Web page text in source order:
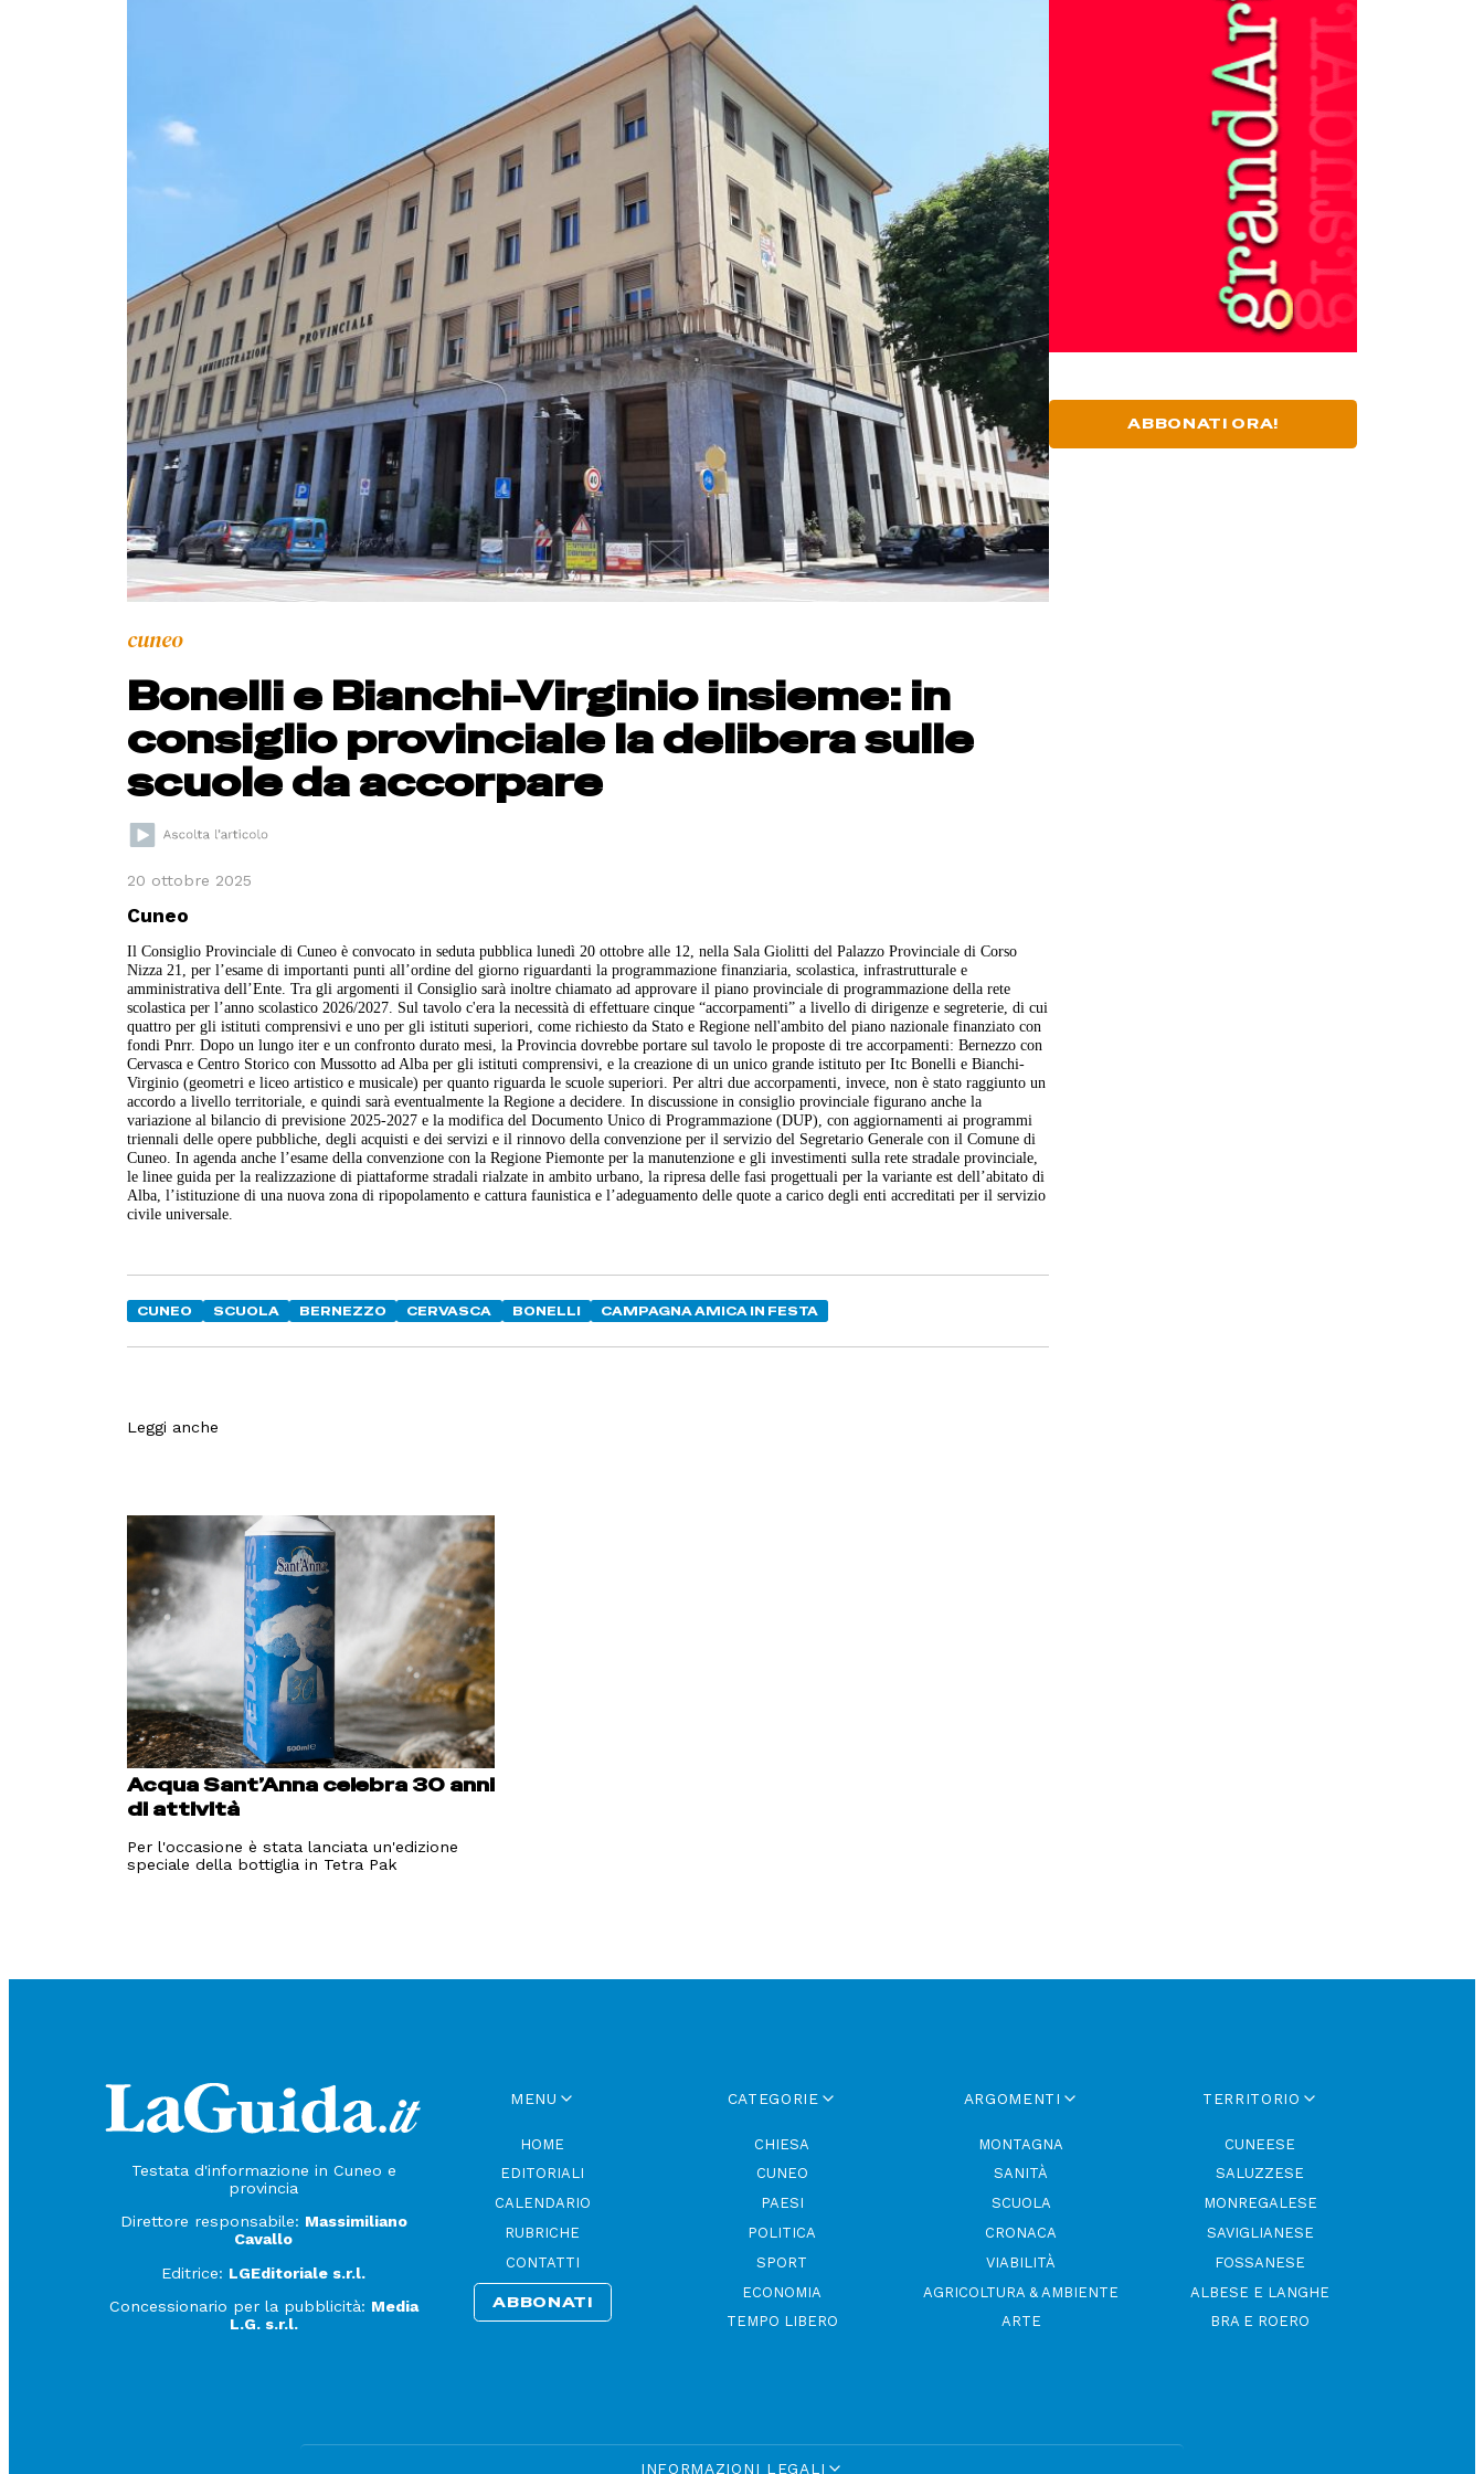
cuneo
Bonelli e Bianchi-Virginio insieme: in
consiglio provinciale la delibera sulle
scuole da accorpare
20 ottobre 2025
Cuneo
Il Consiglio Provinciale di Cuneo è convocato in seduta pubblica lunedì 20 ottobre alle 12, nella Sala Giolitti del Palazzo Provinciale di Corso
Nizza 21, per l’esame di importanti punti all’ordine del giorno riguardanti la programmazione finanziaria, scolastica, infrastrutturale e
amministrativa dell’Ente. Tra gli argomenti il Consiglio sarà inoltre chiamato ad approvare il piano provinciale di programmazione della rete
scolastica per l’anno scolastico 2026/2027. Sul tavolo c'era la necessità di effettuare cinque “accorpamenti” a livello di dirigenze e segreterie, di cui
quattro per gli istituti comprensivi e uno per gli istituti superiori, come richiesto da Stato e Regione nell'ambito del piano nazionale finanziato con
fondi Pnrr. Dopo un lungo iter e un confronto durato mesi, la Provincia dovrebbe portare sul tavolo le proposte di tre accorpamenti: Bernezzo con
Cervasca e Centro Storico con Mussotto ad Alba per gli istituti comprensivi, e la creazione di un unico grande istituto per Itc Bonelli e Bianchi-
Virginio (geometri e liceo artistico e musicale) per quanto riguarda le scuole superiori. Per altri due accorpamenti, invece, non è stato raggiunto un
accordo a livello territoriale, e quindi sarà eventualmente la Regione a decidere. In discussione in consiglio provinciale figurano anche la
variazione al bilancio di previsione 2025-2027 e la modifica del Documento Unico di Programmazione (DUP), con aggiornamenti ai programmi
triennali delle opere pubbliche, degli acquisti e dei servizi e il rinnovo della convenzione per il servizio del Segretario Generale con il Comune di
Cuneo. In agenda anche l’esame della convenzione con la Regione Piemonte per la manutenzione e gli investimenti sulla rete stradale provinciale,
le linee guida per la realizzazione di piattaforme stradali rialzate in ambito urbano, la ripresa delle fasi progettuali per la variante est dell’abitato di
Alba, l’istituzione di una nuova zona di ripopolamento e cattura faunistica e l’adeguamento delle quote a carico degli enti accreditati per il servizio
civile universale.
CUNEO SCUOLA BERNEZZO CERVASCA BONELLI CAMPAGNA AMICA IN FESTA
ABBONATI ORA!
Leggi anche
Acqua Sant’Anna celebra 30 anni
di attività
Per l'occasione è stata lanciata un'edizione
speciale della bottiglia in Tetra Pak
Testata d'informazione in Cuneo e
provincia
Direttore responsabile: Massimiliano
Cavallo
Editrice: LGEditoriale s.r.l.
Concessionario per la pubblicità: Media
L.G. s.r.l.
MENU
HOME
EDITORIALI
CALENDARIO
RUBRICHE
CONTATTI
ABBONATI
CATEGORIE
CHIESA
CUNEO
PAESI
POLITICA
SPORT
ECONOMIA
TEMPO LIBERO
ARGOMENTI
MONTAGNA
SANITÀ
SCUOLA
CRONACA
VIABILITÀ
AGRICOLTURA & AMBIENTE
ARTE
TERRITORIO
CUNEESE
SALUZZESE
MONREGALESE
SAVIGLIANESE
FOSSANESE
ALBESE E LANGHE
BRA E ROERO
INFORMAZIONI LEGALI